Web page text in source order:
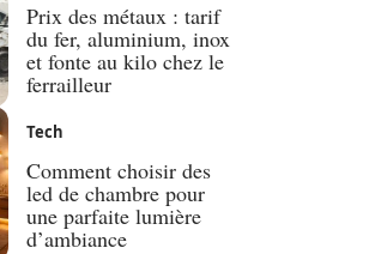
Prix des métaux : tarif
du fer, aluminium, inox
et fonte au kilo chez le
ferrailleur
Tech
Comment choisir des
led de chambre pour
une parfaite lumière
d’ambiance